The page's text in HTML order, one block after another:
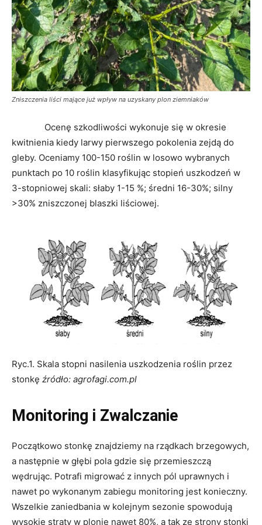
Zniszczenia liści mające już wpływ na uzyskany plon ziemniaków
Ocenę szkodliwości wykonuje się w okresie
kwitnienia kiedy larwy pierwszego pokolenia zejdą do
gleby. Oceniamy 100-150 roślin w losowo wybranych
punktach po 10 roślin klasyfikując stopień uszkodzeń w
3-stopniowej skali: słaby 1-15 %; średni 16-30%; silny
>30% zniszczonej blaszki liściowej.
Ryc.1. Skala stopni nasilenia uszkodzenia roślin przez
stonkę źródło: agrofagi.com.pl
Monitoring i Zwalczanie
Początkowo stonkę znajdziemy na rządkach brzegowych,
a następnie w głębi pola gdzie się przemieszczą
wędrując. Potrafi migrować z innych pól uprawnych i
nawet po wykonanym zabiegu monitoring jest konieczny.
Wszelkie zaniedbania w kolejnym sezonie spowodują
wysokie straty w plonie nawet 80%, a tak ze strony stonki